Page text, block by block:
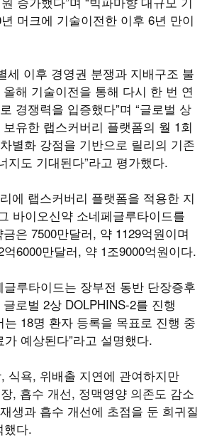
머크에 기술이전한 이후 6년 만이
세 이후 경영권 분쟁과 지배구조 불
해 기술이전을 통해 다시 한 번 연
경쟁력을 입증했다”며 “글로벌 상
유한 랩스커버리 플랫폼의 월 1회
별화 강점을 기반으로 릴리의 기존
지도 기대된다”라고 평가했다.
에 랩스커버리 플랫폼을 적용한 지
바이오신약 소네페글루타이드를
은 7500만달러, 약 1129억원이며
6000만달러, 약 1조9000억원이다.
루타이드는 장부전 동반 단장증후
로벌 2상 DOLPHINS-2를 진행
는 18명 환자 등록을 목표로 진행 중
예상된다”라고 설명했다.
식욕, 위배출 지연에 관여하지만
, 흡수 개선, 정맥영양 의존도 감소
생과 흡수 개선에 초점을 둔 희귀질
했다.